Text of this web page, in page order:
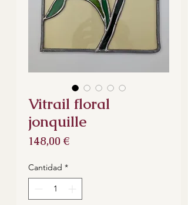
Vitrail floral
jonquille
148,00 €Precio
Cantidad *